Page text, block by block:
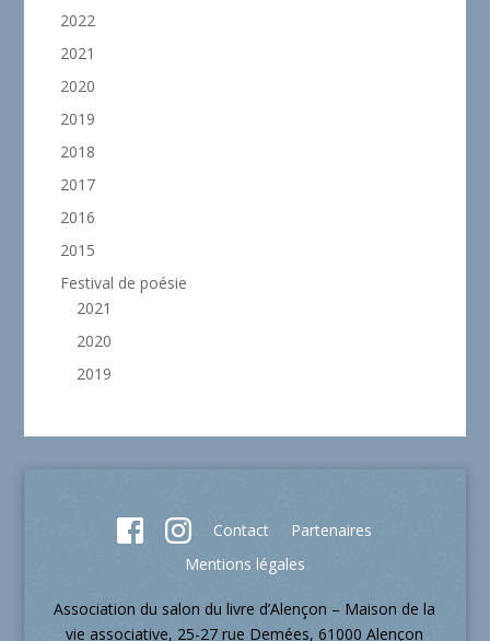
2022
2021
2020
2019
2018
2017
2016
2015
Festival de poésie
2021
2020
2019
Contact
Partenaires
Mentions légales
Association du salon du livre d’Alençon – Maison de la
vie associative, 25-27 rue Demées, 61000 Alençon